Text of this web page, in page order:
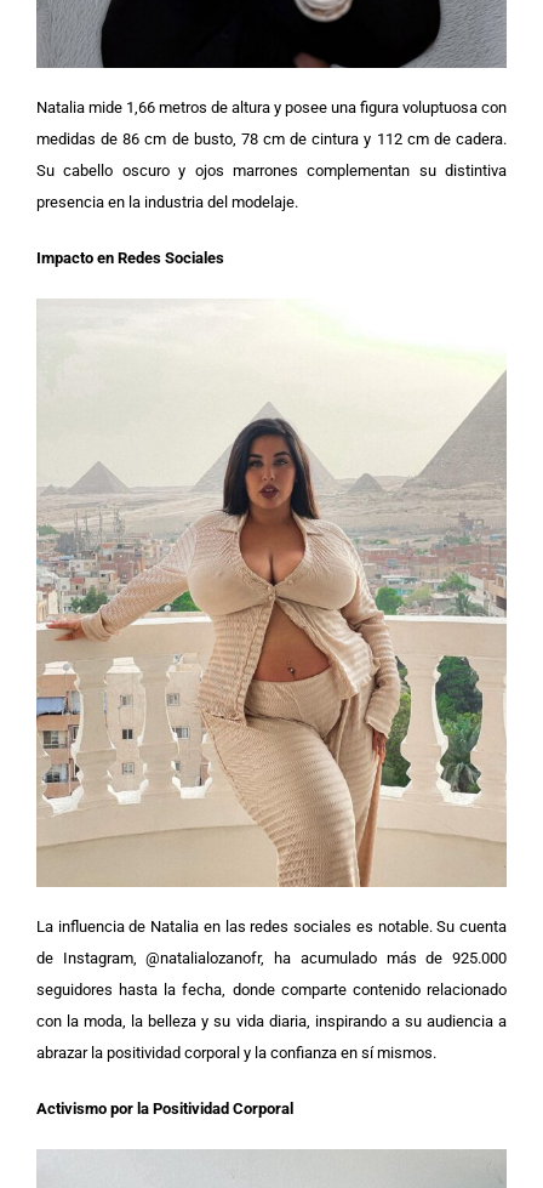
Natalia mide 1,66 metros de altura y posee una figura voluptuosa con
medidas de 86 cm de busto, 78 cm de cintura y 112 cm de cadera.
Su cabello oscuro y ojos marrones complementan su distintiva
presencia en la industria del modelaje.
Impacto en Redes Sociales
La influencia de Natalia en las redes sociales es notable. Su cuenta
de Instagram, @natalialozanofr, ha acumulado más de 925.000
seguidores hasta la fecha, donde comparte contenido relacionado
con la moda, la belleza y su vida diaria, inspirando a su audiencia a
abrazar la positividad corporal y la confianza en sí mismos.
Activismo por la Positividad Corporal